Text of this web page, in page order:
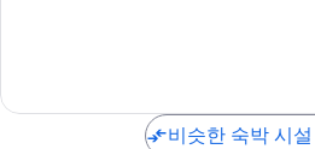
션
매
비슷한 숙박 시